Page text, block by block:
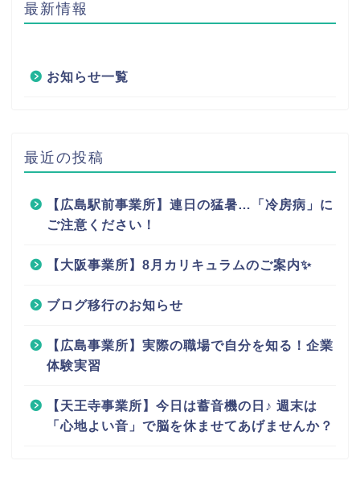
最新情報
お知らせ一覧
最近の投稿
【広島駅前事業所】連日の猛暑…「冷房病」に
ご注意ください！
【大阪事業所】8月カリキュラムのご案内✨
ブログ移行のお知らせ
【広島事業所】実際の職場で自分を知る！企業
体験実習
【天王寺事業所】今日は蓄音機の日♪ 週末は
「心地よい音」で脳を休ませてあげませんか？